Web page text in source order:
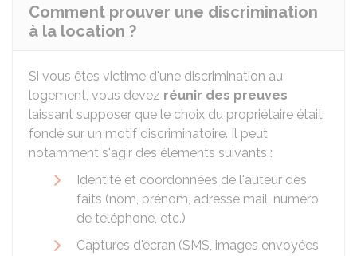
Comment prouver une discrimination
à la location ?
Si vous êtes victime d'une discrimination au
logement, vous devez réunir des preuves
laissant supposer que le choix du propriétaire était
fondé sur un motif discriminatoire. Il peut
notamment s'agir des éléments suivants :
Identité et coordonnées de l'auteur des
faits (nom, prénom, adresse mail, numéro
de téléphone, etc.)
Captures d'écran (SMS, images envoyées